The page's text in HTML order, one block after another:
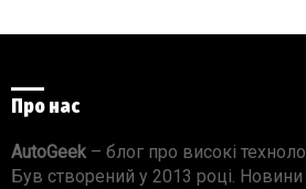
Про нас
AutoGeek– блог про високі
Був створений у 2013 році. Новини